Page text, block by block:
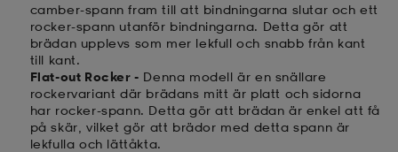
camber-spann fram till att bindningarna slutar och ett
rocker-spann utanför bindningarna. Detta gör att
brädan upplevs som mer lekfull och snabb från kant
till kant.
Flat-out Rocker - Denna modell är en snällare
rockervariant där brädans mitt är platt och sidorna
har rocker-spann. Detta gör att brädan är enkel att få
på skär, vilket gör att brädor med detta spann är
lekfulla och lättåkta.